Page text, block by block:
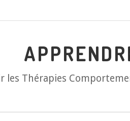
les Thérapies